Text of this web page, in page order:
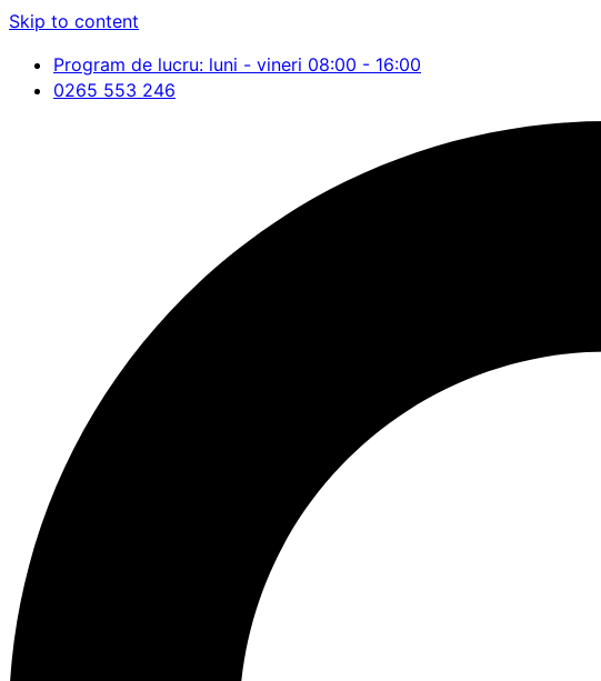
Skip to content
Program de lucru: luni - vineri 08:00 - 16:00
0265 553 246